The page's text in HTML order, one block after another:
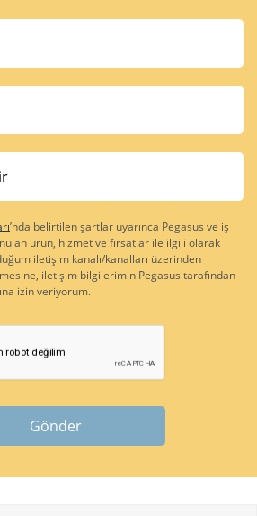
’nda belirtilen şartlar uyarınca Pegasus ve iş
ürün, hizmet ve fırsatlar ile ilgili olarak
iletişim kanalı/kanalları üzerinden
iletişim bilgilerimin Pegasus tarafından
izin veriyorum.
Gönder